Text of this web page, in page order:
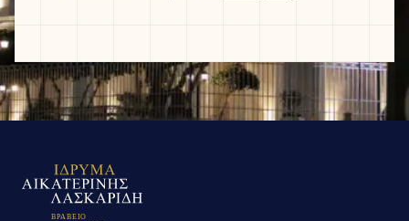
ΒΡΑΒΕΙΟ